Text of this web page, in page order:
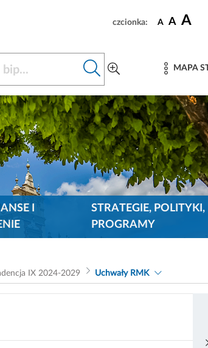
czcionka: A A A
MAPA
I
STRATEGIE, POLITYKI,
PROGRAMY
IX 2024-2029 Uchwały RMK